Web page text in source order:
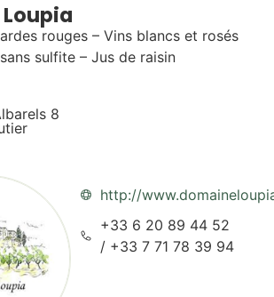
rouges – Vins blancs et rosés
sulfite – Jus de raisin
8
http://
+33 6 20 89 44 52
/ +33 7 71 78 39 94